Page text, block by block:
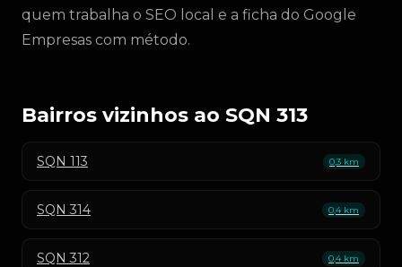
quem trabalha o SEO local e a ficha do Google
Empresas com método.
Bairros vizinhos ao SQN 313
SQN 113 0,3 km
SQN 314 0,4 km
SQN 312 0,4 km